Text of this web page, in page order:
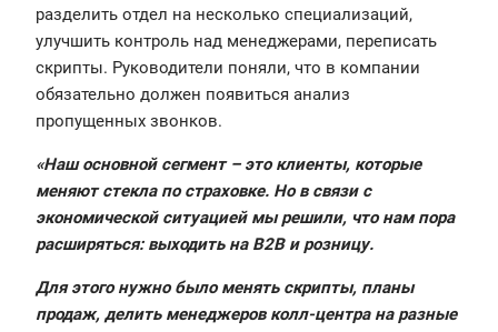
разделить отдел на несколько специализаций,
улучшить контроль над менеджерами, переписать
скрипты. Руководители поняли, что в компании
обязательно должен появиться анализ
пропущенных звонков.
«‎Наш основной сегмент – это клиенты, которые
меняют стекла по страховке. Но в связи с
экономической ситуацией мы решили, что нам пора
расширяться: выходить на B2B и розницу.
Для этого нужно было менять скрипты, планы
продаж, делить менеджеров колл-центра на разные